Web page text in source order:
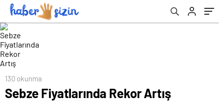
130 okunma
Sebze Fiyatlarında Rekor Artış